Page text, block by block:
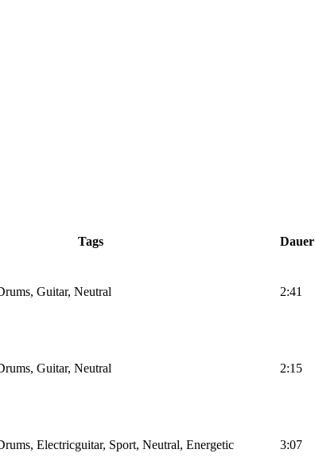
Tags Dauer
Guitar, Neutral 2:41
Guitar, Neutral 2:15
Electricguitar, Sport, Neutral, Energetic 3:07